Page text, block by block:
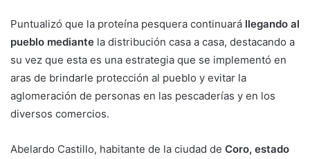
Puntualizó que la proteína pesquera continuará llegando al
pueblo mediante la distribución casa a casa, destacando a
su vez que esta es una estrategia que se implementó en
aras de brindarle protección al pueblo y evitar la
aglomeración de personas en las pescaderías y en los
diversos comercios.
Abelardo Castillo, habitante de la ciudad de Coro, estado